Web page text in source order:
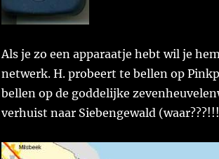
Als je zo een apparaatje hebt wil je
netwerk. H. probeert te bellen op
bellen op de goddelijke
verhuist naar Siebengewald